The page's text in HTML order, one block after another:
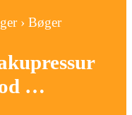
› Bøger
…